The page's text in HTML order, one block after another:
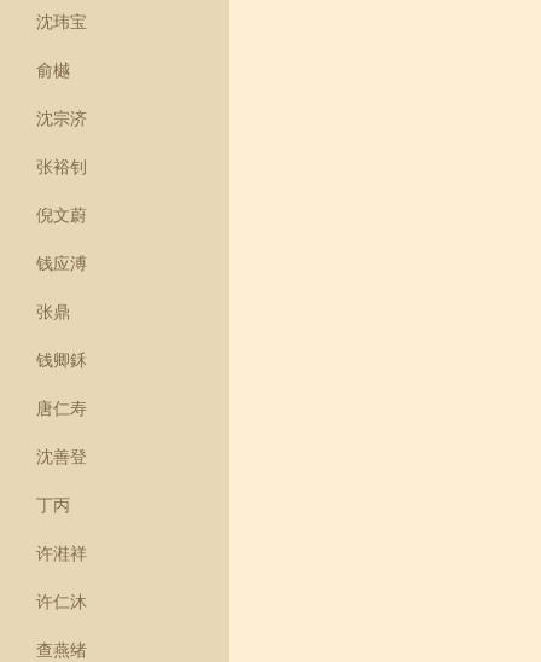
沈玮宝
俞樾
沈宗济
张裕钊
倪文蔚
钱应溥
张鼎
钱卿鉌
唐仁寿
沈善登
丁丙
许溎祥
许仁沐
查燕绪